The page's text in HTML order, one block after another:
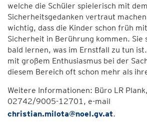
welche die Schüler spielerisch mit dem
Sicherheitsgedanken vertraut
wichtig, dass die Kinder schon früh
Sicherheit in Berührung kommen. Sie
bald lernen, was im Ernstfall zu tun
mit großem Enthusiasmus bei der
diesem Bereich oft schon mehr als
Weitere Informationen: Büro LR
02742/9005-12701, e-mail
christian.milota@noel.gv.at.